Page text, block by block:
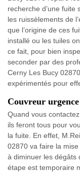
recherche d’une fuite
les ruissèlements de
que l’origine de ces
installé ou les tuiles
ce fait, pour bien
seconder par des
Cerny Les Bucy
expérimentés pour
Couvreur
Quand vous
ils feront tous pour
la fuite. En effet,
02870 va faire la
à diminuer les dégâts
étape est temporaire